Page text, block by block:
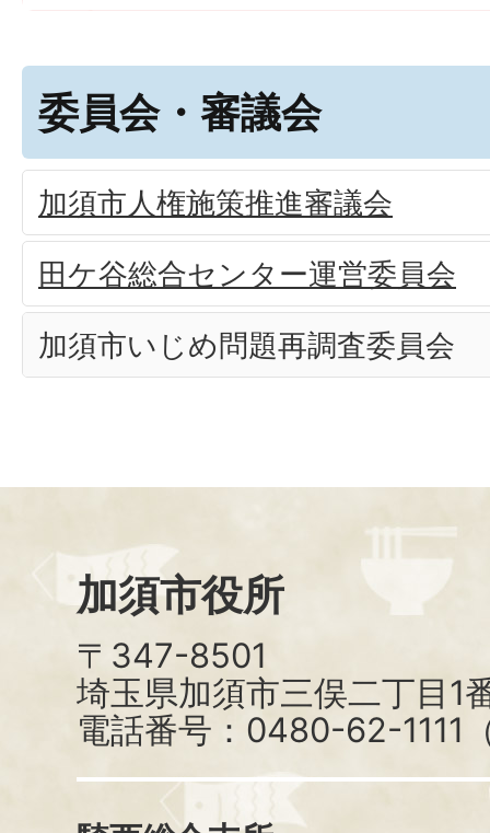
委員会・審議会
加須市人権施策推進審議会
田ケ谷総合センター運営委員会
加須市いじめ問題再調査委員会
加須市役所
〒347-8501
埼玉県加須市三俣二丁目1
電話番号：0480-62-1111